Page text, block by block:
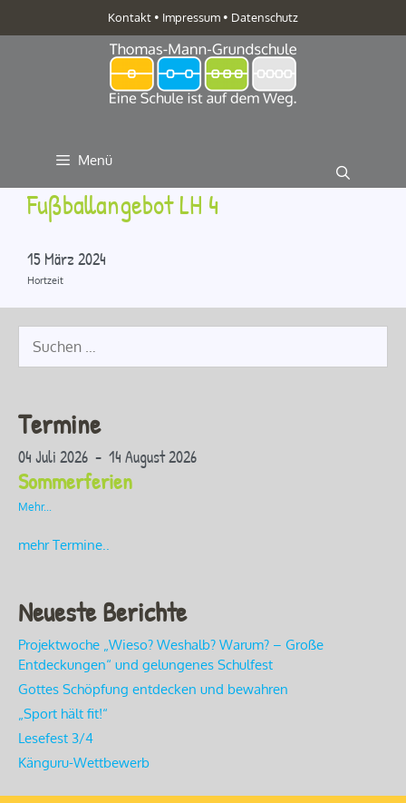
Inhalt
Kontakt • Impressum • Datenschutz
Menü
Fußballangebot LH 4
15 März 2024
Hortzeit
nach:
Termine
04 Juli 2026 - 14 August 2026
Sommerferien
Mehr...
mehr Termine..
Neueste Berichte
Projektwoche „Wieso? Weshalb? Warum? – Große
Entdeckungen“ und gelungenes Schulfest
Gottes Schöpfung entdecken und bewahren
„Sport hält fit!“
Lesefest 3/4
Känguru-Wettbewerb